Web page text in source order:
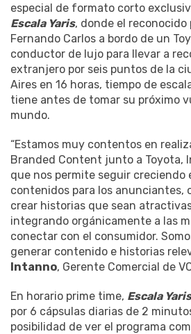
especial de formato corto
Escala Yaris, donde el
Fernando Carlos a bordo de un
conductor de lujo para llevar a
extranjero por seis puntos de la
Aires en 16 horas, tiempo de
tiene antes de tomar su próximo
mundo.
“Estamos muy contentos en
Branded Content junto a Toyota,
que nos permite seguir creciendo
contenidos para los anunciantes,
crear historias que sean
integrando orgánicamente a las
conectar con el consumidor.
generar contenido e historias
Intanno, Gerente Comercial de
En horario prime time, Escala Yaris
por 6 cápsulas diarias de 2
posibilidad de ver el programa